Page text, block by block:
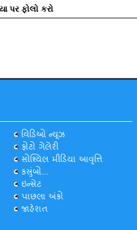
પર ફોલો કરો
વિડિઓ ન્યૂઝ
ફોટો ગેલેરી
સોશ્યિલ મીડિયા આવૃત્તિ
કસુંબો...
ઇન્સેટ
પાછલા અંકો
જાહેરાત